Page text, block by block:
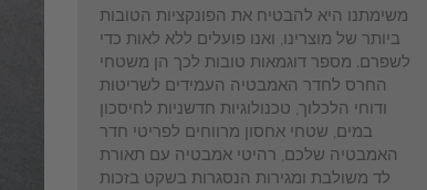
משימתנו היא להבטיח את הפונקציות הטובות
ביותר של מוצרינו, ואנו פועלים ללא לאות כדי
לשפרם. מספר דוגמאות טובות לכך הן משטחי
החרס לחדר האמבטיה העמידים לשריטות
ודוחי הלכלוך, טכנולוגיות חדשניות לחיסכון
במים, שטחי אחסון מרווחים לפריטי חדר
האמבטיה שלכם, רהיטי אמבטיה עם תאורת
לד משולבת ומגירות הנסגרות בשקט בזכות